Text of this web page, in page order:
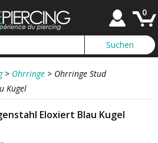
0
> Ohrringe > Ohrringe Stud
Kugel
Eloxiert Blau Kugel